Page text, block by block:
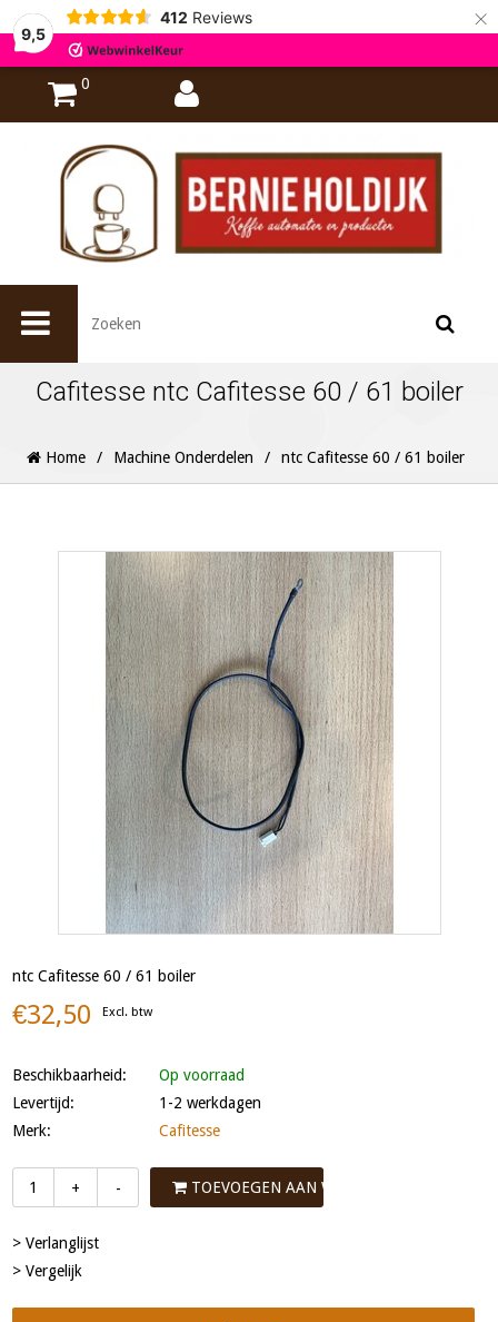
9,5
412 Reviews ×
0
Cafitesse ntc Cafitesse 60 / 61 boiler
Home / Machine Onderdelen / ntc Cafitesse 60 / 61 boiler
ntc Cafitesse 60 / 61 boiler
€32,50 Excl. btw
Beschikbaarheid:
Op voorraad
Levertijd:
1-2 werkdagen
Merk:
Cafitesse
+ - TOEVOEGEN AAN WINKELWAGEN
> Verlanglijst
> Vergelijk